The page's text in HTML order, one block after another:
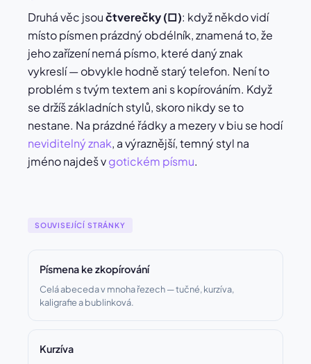
Druhá věc jsoučtverečky (□): když někdo vidí
místo písmen prázdný obdélník, znamená to, že
jeho zařízení nemá písmo, které daný znak
vykreslí — obvykle hodně starý telefon. Není to
problém s tvým textem ani s kopírováním. Když
se držíš základních stylů, skoro nikdy se to
nestane. Na prázdné řádky a mezery v biu se hodí
neviditelný znak, a výraznější, temný styl na
jméno najdeš vgotickém písmu.
SOUVISEJÍCÍ STRÁNKY
Písmena ke zkopírování
Celá abeceda v mnoha řezech — tučné, kurzíva,
kaligrafie a bublinková.
Kurzíva